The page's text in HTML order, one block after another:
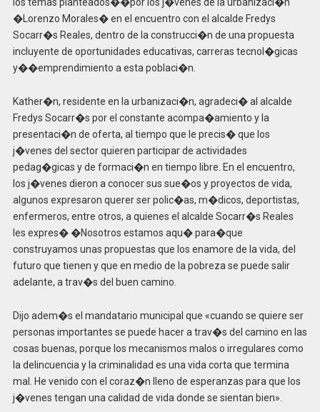
los temas planteados��por los j�venes de la urbanizaci�n
�Lorenzo Morales� en el encuentro con el alcalde Fredys
Socarr�s Reales, dentro de la construcci�n de una propuesta
incluyente de oportunidades educativas, carreras tecnol�gicas
y��emprendimiento a esta poblaci�n.
Kather�n, residente en la urbanizaci�n, agradeci� al alcalde
Fredys Socarr�s por el constante acompa�amiento y la
presentaci�n de oferta, al tiempo que le precis� que los
j�venes del sector quieren participar de actividades
pedag�gicas y de formaci�n en tiempo libre. En el encuentro,
los j�venes dieron a conocer sus sue�os y proyectos de vida,
algunos expresaron querer ser polic�as, m�dicos, deportistas,
enfermeros, entre otros, a quienes el alcalde Socarr�s Reales
les expres� �Nosotros estamos aqu� para�que
construyamos unas propuestas que los enamore de la vida, del
futuro que tienen y que en medio de la pobreza se puede salir
adelante, a trav�s del buen camino.
Dijo adem�s el mandatario municipal que «cuando se quiere ser
personas importantes se puede hacer a trav�s del camino en las
cosas buenas, porque los mecanismos malos o irregulares como
la delincuencia y la criminalidad es una vida corta que termina
mal. He venido con el coraz�n lleno de esperanzas para que los
j�venes tengan una calidad de vida donde se sientan bien».